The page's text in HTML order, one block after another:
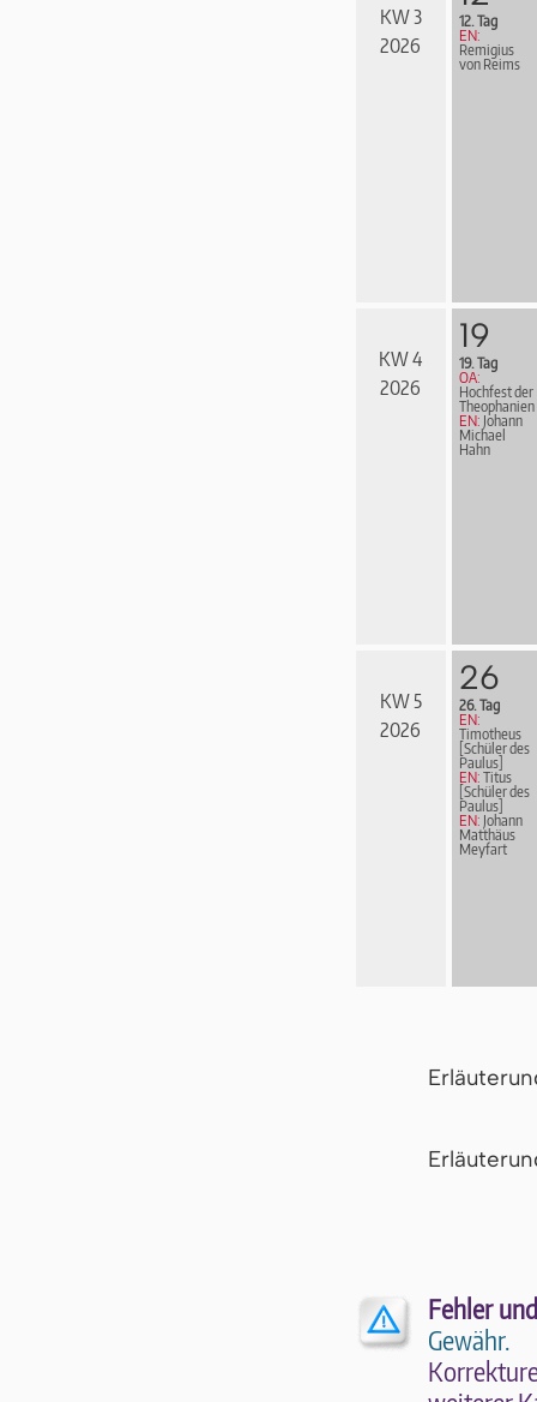
KW 3
2026
12. Tag
EN:
Remigius
von Reims
KW 4
2026
19
19. Tag
OA:
Hochfest der
Theophanien
EN: Johann
Michael
Hahn
KW 5
2026
26
26. Tag
EN:
Timotheus
[Schüler des
Paulus]
EN: Titus
[Schüler des
Paulus]
EN: Johann
Matthäus
Meyfart
Fehler
Gewähr.